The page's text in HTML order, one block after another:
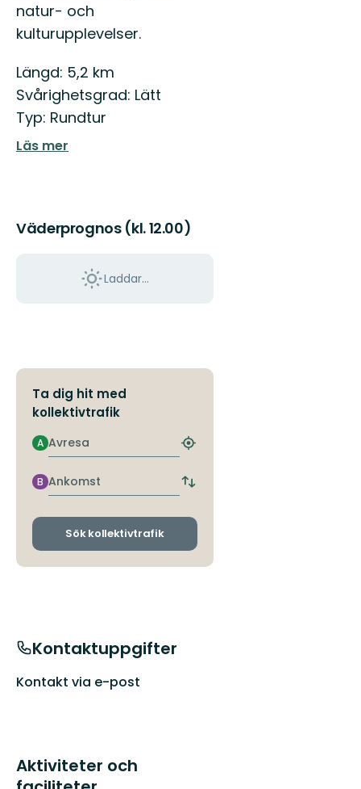
natur- och
kulturupplevelser.
Längd: 5,2 km
Svårighetsgrad: Lätt
Typ: Rundtur
Läs mer
Väderprognos (kl. 12.00)
Laddar...
Ta dig hit med
kollektivtrafik
Avresa
A
Hitta
hållplats
Ankomst
B
Byt
och
Sök kollektivtrafik
Kontaktuppgifter
Kontakt via e-post
Aktiviteter och